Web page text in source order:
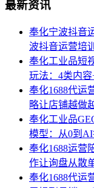
最新资讯
奉化宁波抖音
波抖音运营培
奉化工业品短
玩法：4类内
奉化1688代运
略让店铺越做
奉化工业品
模型：从0到
奉化1688运营
作让询盘从散
奉化1688代运